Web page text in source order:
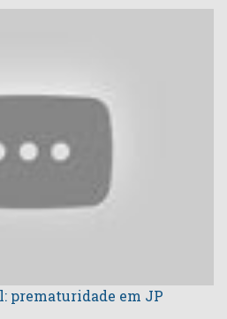
prematuridade em JP